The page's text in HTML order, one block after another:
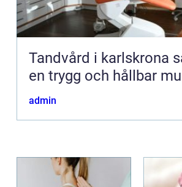
Tandvård i karlskrona så får du
en trygg och hållbar
admin